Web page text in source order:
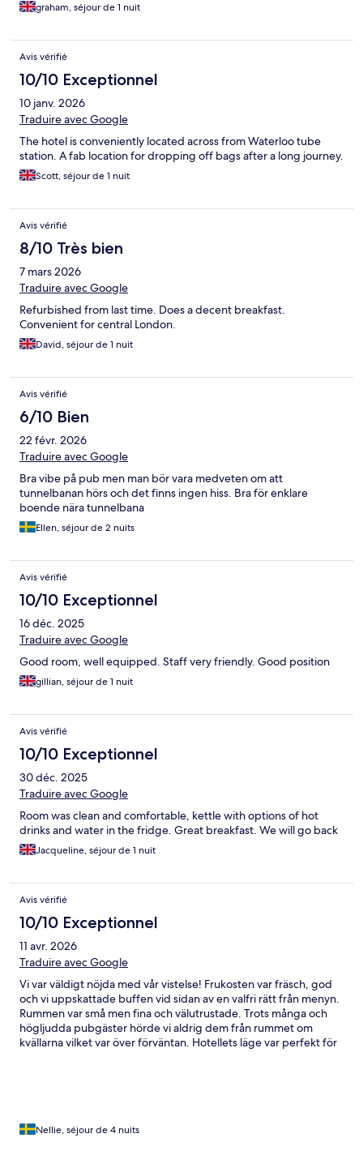
graham, séjour de 1 nuit
Avis vérifié
10/10 Exceptionnel
10 janv. 2026
Traduire avec Google
The hotel is conveniently located across from Waterloo tube
station. A fab location for dropping off bags after a long journey.
Scott, séjour de 1 nuit
Avis vérifié
8/10 Très bien
7 mars 2026
Traduire avec Google
Refurbished from last time. Does a decent breakfast.
Convenient for central London.
David, séjour de 1 nuit
Avis vérifié
6/10 Bien
22 févr. 2026
Traduire avec Google
Bra vibe på pub men man bör vara medveten om att
tunnelbanan hörs och det finns ingen hiss. Bra för enklare
boende nära tunnelbana
Ellen, séjour de 2 nuits
Avis vérifié
10/10 Exceptionnel
16 déc. 2025
Traduire avec Google
Good room, well equipped. Staff very friendly. Good position
gillian, séjour de 1 nuit
Avis vérifié
10/10 Exceptionnel
30 déc. 2025
Traduire avec Google
Room was clean and comfortable, kettle with options of hot
drinks and water in the fridge. Great breakfast. We will go back
Jacqueline, séjour de 1 nuit
Avis vérifié
10/10 Exceptionnel
11 avr. 2026
Traduire avec Google
Vi var väldigt nöjda med vår vistelse! Frukosten var fräsch, god
och vi uppskattade buffen vid sidan av en valfri rätt från menyn.
Rummen var små men fina och välutrustade. Trots många och
högljudda pubgäster hörde vi aldrig dem från rummet om
kvällarna vilket var över förväntan. Hotellets läge var perfekt för
Nellie, séjour de 4 nuits